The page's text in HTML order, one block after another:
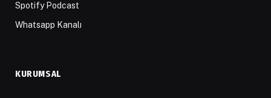
Spotify Podcast
Whatsapp Kanalı
KURUMSAL